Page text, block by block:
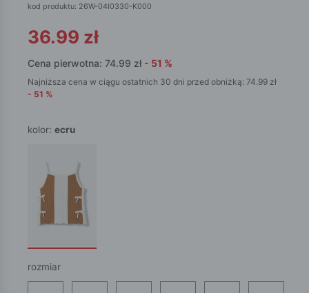
kod produktu: 26W-04I0330-K000
36.99 zł
Cena pierwotna: 74.99 zł - 51 %
Najniższa cena w ciągu ostatnich 30 dni przed obniżką: 74.99 zł
- 51 %
kolor: ecru
rozmiar